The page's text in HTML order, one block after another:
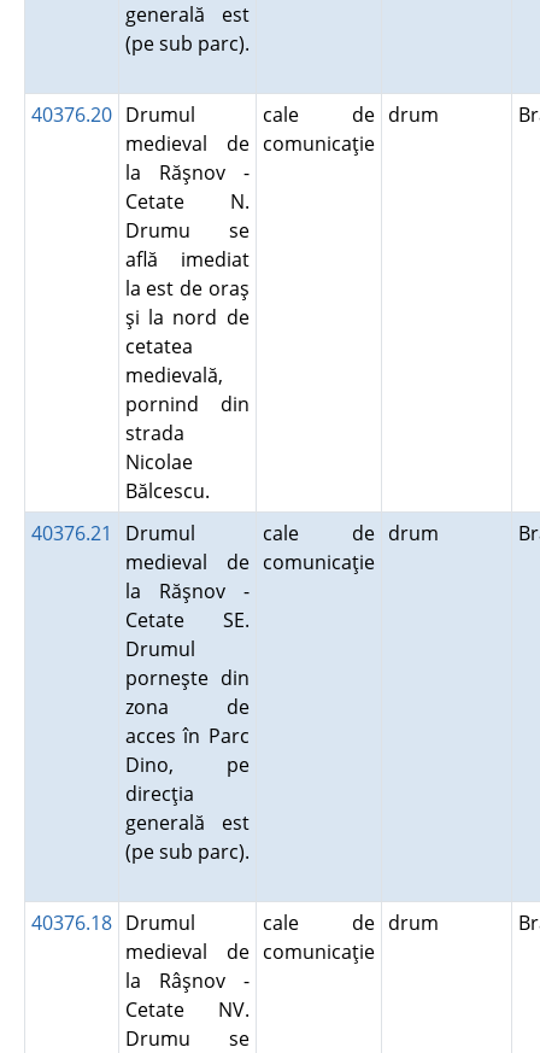
generală est
(pe sub parc).
40376.20 Drumul
medieval de
la Răşnov -
Cetate N.
Drumu se
află imediat
la est de oraş
şi la nord de
cetatea
medievală,
pornind din
strada
Nicolae
Bălcescu.
cale de
comunicaţie
drum
40376.21
Drumul
medieval de
la Răşnov -
Cetate SE.
Drumul
porneşte din
zona de
acces în Parc
Dino, pe
direcţia
generală est
(pe sub parc).
cale de
comunicaţie
drum
40376.18 Drumul
medieval de
la Râşnov -
Cetate NV.
Drumu se
cale de
comunicaţie
drum